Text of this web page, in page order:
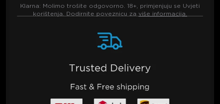
Klarna: Molimo trošite odgovorno. 18+, primjenjuju se Uvjeti
korištenja. Dodirnite poveznicu za više informacija.